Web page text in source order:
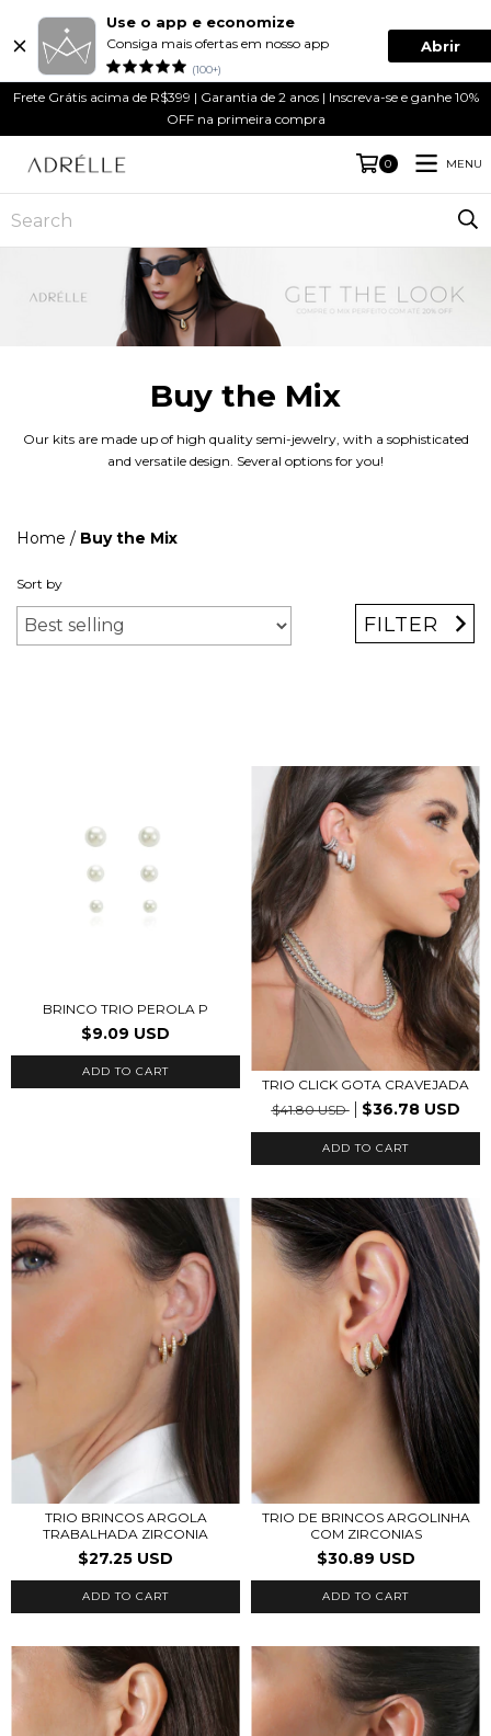
Use o app e economize
Consiga mais ofertas em nosso app
(100+)
Abrir
Frete Grátis acima de R$399 | Garantia de 2 anos | Inscreva-se e ganhe 10%
OFF na primeira compra
0 MENU
Buy the Mix
Our kits are made up of high quality semi-jewelry, with a sophisticated
and versatile design. Several options for you!
Home / Buy the Mix
Sort by
FILTER
BRINCO TRIO PEROLA P
$9.09 USD
TRIO CLICK GOTA CRAVEJADA
$41.80 USD
$36.78 USD
ADD TO CART
TRIO BRINCOS ARGOLA
TRABALHADA ZIRCONIA
$27.25 USD
ADD TO CART
TRIO DE BRINCOS ARGOLINHA
COM ZIRCONIAS
$30.89 USD
ADD TO CART